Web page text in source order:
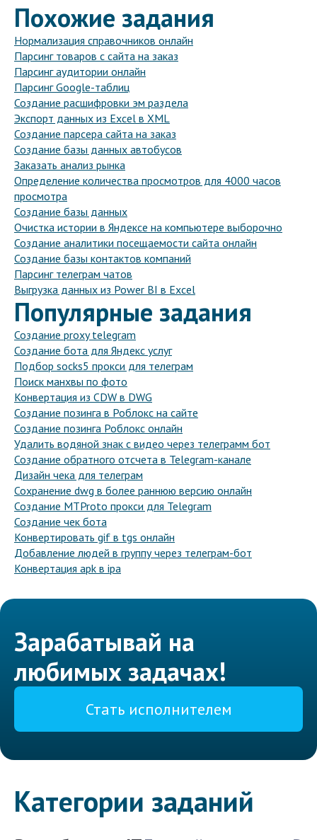
Похожие задания
Нормализация справочников онлайн
Парсинг товаров с сайта на заказ
Парсинг аудитории онлайн
Парсинг Google-таблиц
Создание расшифровки эм раздела
Экспорт данных из Excel в XML
Создание парсера сайта на заказ
Создание базы данных автобусов
Заказать анализ рынка
Определение количества просмотров для 4000 часов
просмотра
Создание базы данных
Очистка истории в Яндексе на компьютере выборочно
Создание аналитики посещаемости сайта онлайн
Создание базы контактов компаний
Парсинг телеграм чатов
Выгрузка данных из Power BI в Excel
Популярные задания
Создание proxy telegram
Создание бота для Яндекс услуг
Подбор socks5 прокси для телеграм
Поиск манхвы по фото
Конвертация из CDW в DWG
Создание позинга в Роблокс на сайте
Создание позинга Роблокс онлайн
Удалить водяной знак с видео через телеграмм бот
Создание обратного отсчета в Telegram-канале
Дизайн чека для телеграм
Сохранение dwg в более раннюю версию онлайн
Создание MTProto прокси для Telegram
Создание чек бота
Конвертировать gif в tgs онлайн
Добавление людей в группу через телеграм-бот
Конвертация apk в ipa
Зарабатывай на
любимых задачах!
Стать исполнителем
Категории заданий